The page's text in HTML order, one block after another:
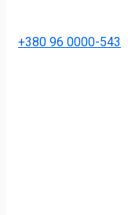
+380 96 0000-543